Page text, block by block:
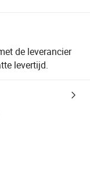
de leverancier
levertijd.